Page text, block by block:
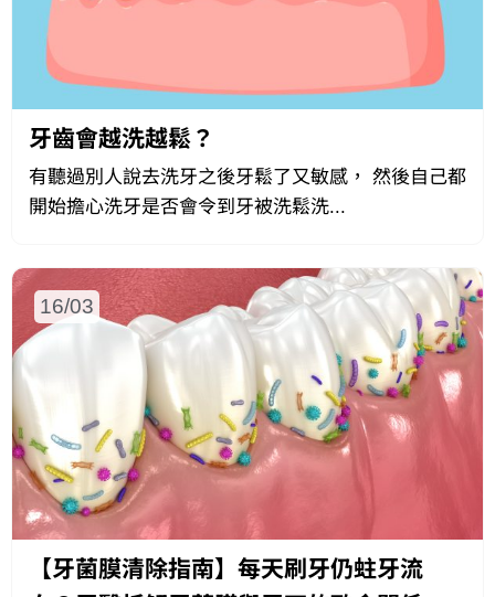
牙齒會越洗越鬆？
有聽過別人說去洗牙之後牙鬆了又敏感， 然後自己都
開始擔心洗牙是否會令到牙被洗鬆洗...
16/03
【牙菌膜清除指南】每天刷牙仍蛀牙流